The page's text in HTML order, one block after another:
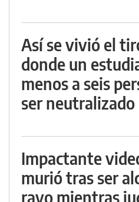
Así se vivió el
donde un
menos a seis
ser neutralizado
Impactante
murió tras ser
rayo mientras